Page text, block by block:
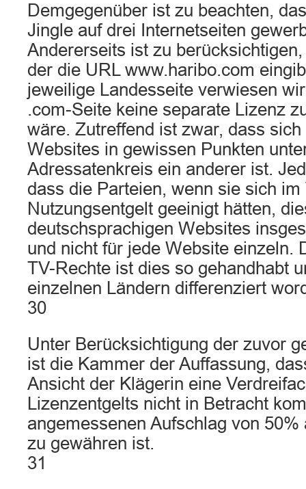
Demgegenüber ist zu beachten,
Jingle auf drei Internetseiten
Andererseits ist zu
der die URL www.haribo.com
jeweilige Landesseite verwiesen
.com-Seite keine separate Lizenz
wäre. Zutreffend ist zwar, dass
Websites in gewissen Punkten
Adressatenkreis ein anderer ist.
dass die Parteien, wenn sie sich
Nutzungsentgelt geeinigt hätten,
deutschsprachigen Websites
und nicht für jede Website einzeln.
TV-Rechte ist dies so gehandhabt
einzelnen Ländern differenziert
30
Unter Berücksichtigung der zuvor
ist die Kammer der Auffassung,
Ansicht der Klägerin eine
Lizenzentgelts nicht in Betracht
angemessenen Aufschlag von 50%
zu gewähren ist.
31